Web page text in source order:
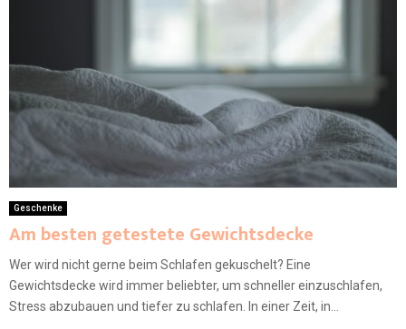
Geschenke
Am besten getestete Gewichtsdecke
Wer wird nicht gerne beim Schlafen gekuschelt? Eine
Gewichtsdecke wird immer beliebter, um schneller einzuschlafen,
Stress abzubauen und tiefer zu schlafen. In einer Zeit, in...